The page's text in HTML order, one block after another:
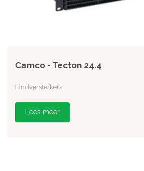
Camco - Tecton 24.4
Eindversterkers
Lees meer